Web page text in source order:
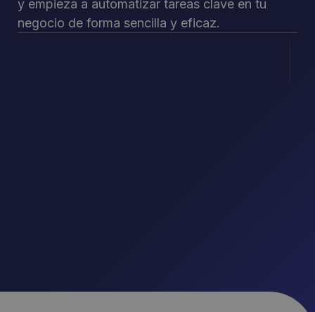
y empieza a automatizar tareas clave en tu
negocio de forma sencilla y eficaz.